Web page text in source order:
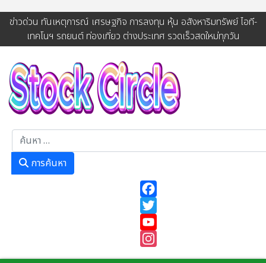
ข่าวด่วน ทันเหตุการณ์ เศรษฐกิจ การลงทุน หุ้น อสังหาริมทรัพย์ ไอที-
เทคโนฯ รถยนต์ ท่องเที่ยว ต่างประเทศ รวดเร็วสดใหม่ทุกวัน
การค้นหา
Instagram